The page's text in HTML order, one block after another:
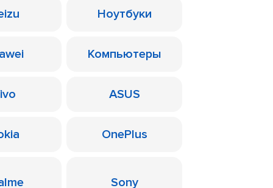
Ноутбуки
Компьютеры
ASUS
OnePlus
Sony